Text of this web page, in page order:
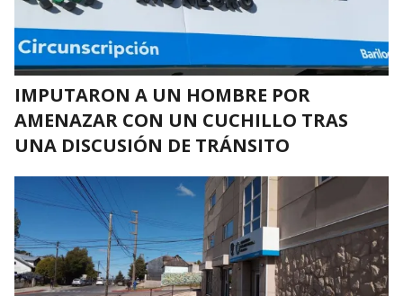
IMPUTARON A UN HOMBRE POR
AMENAZAR CON UN CUCHILLO TRAS
UNA DISCUSIÓN DE TRÁNSITO